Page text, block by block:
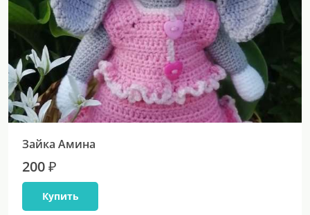
Зайка Амина
200 ₽
Купить